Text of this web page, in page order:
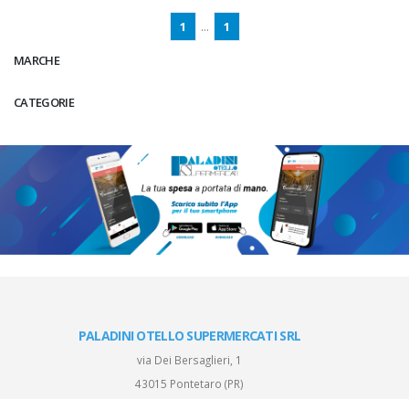
MARCHE
CATEGORIE
1 ... 1
PALADINI OTELLO SUPERMERCATI SRL
via Dei Bersaglieri, 1
43015 Pontetaro (PR)